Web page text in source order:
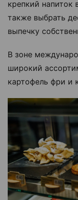
крепкий напиток
также выбрать
выпечку
В зоне
широкий
картофель фри и